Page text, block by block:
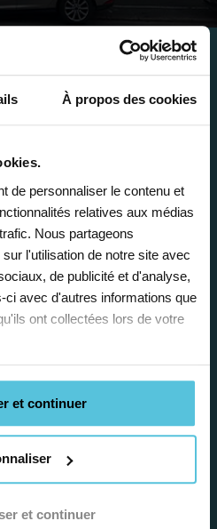
À propos des cookies
de personnaliser le contenu et
relatives aux médias
Nous partageons
l'utilisation de notre site avec
de publicité et d'analyse,
ci avec d'autres informations que
ont collectées lors de votre
et continuer
et continuer
chez vous, selon
nous organisons votre
fonction de votre profil,
et votre flexibilité.